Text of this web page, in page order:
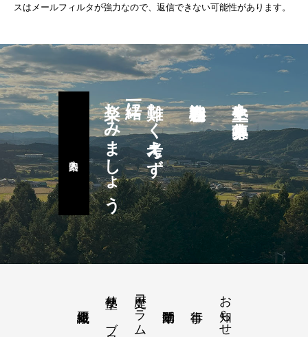
スはメールフィルタが強力なので、返信できない可能性があります。
塾生を募集中
難しく考えず
一緒に
楽しみましょう
お知らせ
歴史コラム
塾便り－ブログ